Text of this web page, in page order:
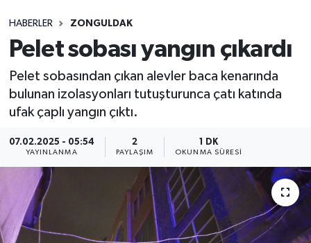
HABERLER ZONGULDAK
Pelet sobası yangın çıkardı
Pelet sobasından çıkan alevler baca kenarında
bulunan izolasyonları tutuşturunca çatı katında
ufak çaplı yangın çıktı.
07.02.2025 - 05:54
YAYINLANMA
2
PAYLAŞIM
1 DK
OKUNMA SÜRESI
Kültür-Sanat
Magazin
Medya
Sağlık
Sinema
Sivil Toplum
Son Dakika Haberleri
Haber Arşivi